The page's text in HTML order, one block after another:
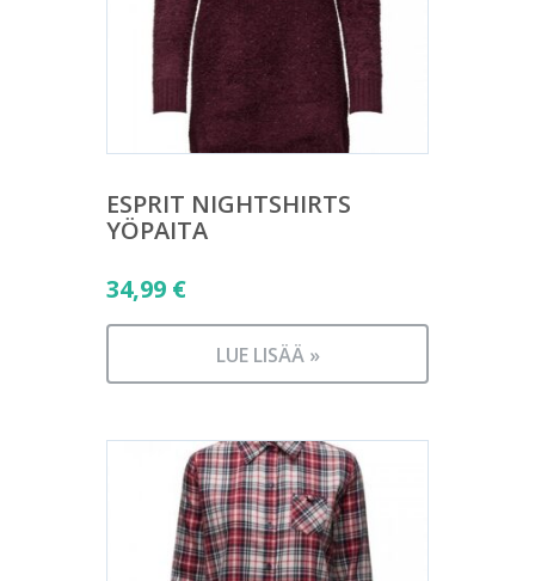
ESPRIT NIGHTSHIRTS
YÖPAITA
34,99 €
LUE LISÄÄ »